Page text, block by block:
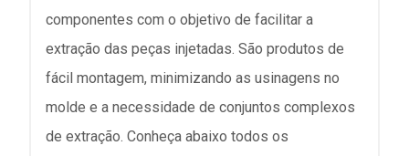
componentes com o objetivo de facilitar a
extração das peças injetadas. São produtos de
fácil montagem, minimizando as usinagens no
molde e a necessidade de conjuntos complexos
de extração. Conheça abaixo todos os